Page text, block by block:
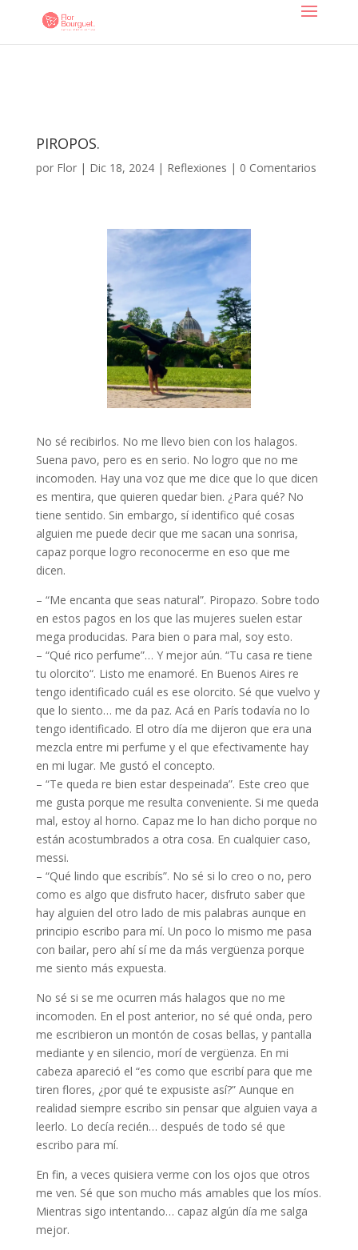
PIROPOS.
por Flor| Dic 18, 2024| Reflexiones | 0 Comentarios
No sé recibirlos. No me llevo bien con los halagos.
Suena pavo, pero es en serio. No logro que no me
incomoden. Hay una voz que me dice que lo que dicen
es mentira, que quieren quedar bien. ¿Para qué? No
tiene sentido. Sin embargo, sí identifico qué cosas
alguien me puede decir que me sacan una sonrisa,
capaz porque logro reconocerme en eso que me
dicen.
– “Me encanta que seas natural”. Piropazo. Sobre todo
en estos pagos en los que las mujeres suelen estar
mega producidas. Para bien o para mal, soy esto.
– “Qué rico perfume”… Y mejor aún. “Tu casa re tiene
tu olorcito“. Listo me enamoré. En Buenos Aires re
tengo identificado cuál es ese olorcito. Sé que vuelvo y
que lo siento… me da paz. Acá en París todavía no lo
tengo identificado. El otro día me dijeron que era una
mezcla entre mi perfume y el que efectivamente hay
en mi lugar. Me gustó el concepto.
– “Te queda re bien estar despeinada”. Este creo que
me gusta porque me resulta conveniente. Si me queda
mal, estoy al horno. Capaz me lo han dicho porque no
están acostumbrados a otra cosa. En cualquier caso,
messi.
– “Qué lindo que escribís”. No sé si lo creo o no, pero
como es algo que disfruto hacer, disfruto saber que
hay alguien del otro lado de mis palabras aunque en
principio escribo para mí. Un poco lo mismo me pasa
con bailar, pero ahí sí me da más vergüenza porque
me siento más expuesta.
No sé si se me ocurren más halagos que no me
incomoden. En el post anterior, no sé qué onda, pero
me escribieron un montón de cosas bellas, y pantalla
mediante y en silencio, morí de vergüenza. En mi
cabeza apareció el “es como que escribí para que me
tiren flores, ¿por qué te expusiste así?” Aunque en
realidad siempre escribo sin pensar que alguien vaya a
leerlo. Lo decía recién… después de todo sé que
escribo para mí.
En fin, a veces quisiera verme con los ojos que otros
me ven. Sé que son mucho más amables que los míos.
Mientras sigo intentando… capaz algún día me salga
mejor.